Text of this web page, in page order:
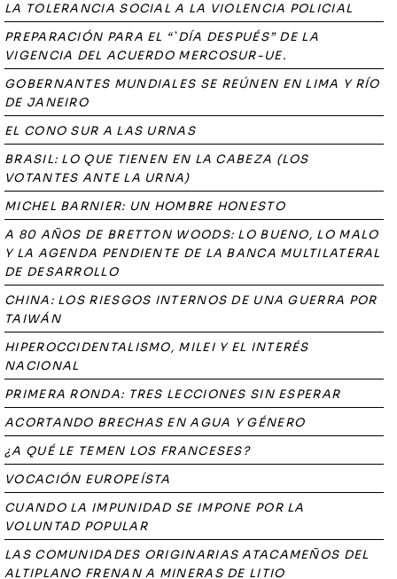
LA TOLERANCIA SOCIAL A LA VIOLENCIA POLICIAL
PREPARACIÓN PARA EL “`DÍA DESPUÉS” DE LA
VIGENCIA DEL ACUERDO MERCOSUR-UE.
GOBERNANTES MUNDIALES SE REÚNEN EN LIMA Y RÍO
DE JANEIRO
EL CONO SUR A LAS URNAS
BRASIL: LO QUE TIENEN EN LA CABEZA (LOS
VOTANTES ANTE LA URNA)
MICHEL BARNIER: UN HOMBRE HONESTO
A 80 AÑOS DE BRETTON WOODS: LO BUENO, LO MALO
Y LA AGENDA PENDIENTE DE LA BANCA MULTILATERAL
DE DESARROLLO
CHINA: LOS RIESGOS INTERNOS DE UNA GUERRA POR
TAIWÁN
HIPEROCCIDENTALISMO, MILEI Y EL INTERÉS
NACIONAL
PRIMERA RONDA: TRES LECCIONES SIN ESPERAR
ACORTANDO BRECHAS EN AGUA Y GÉNERO
¿A QUÉ LE TEMEN LOS FRANCESES?
VOCACIÓN EUROPEÍSTA
CUANDO LA IMPUNIDAD SE IMPONE POR LA
VOLUNTAD POPULAR
LAS COMUNIDADES ORIGINARIAS ATACAMEÑOS DEL
ALTIPLANO FRENAN A MINERAS DE LITIO